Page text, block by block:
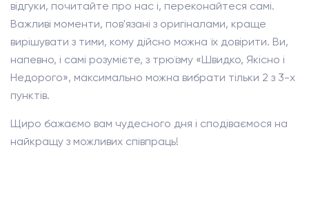
відгуки, почитайте про нас і, переконайтеся самі.
Важливі моменти, пов'язані з оригіналами, краще
вирішувати з тими, кому дійсно можна їх довірити. Ви,
напевно, і самі розумієте, з трюїзму «Швидко, Якісно і
Недорого», максимально можна вибрати тільки 2 з 3-х
пунктів.
Щиро бажаємо вам чудесного дня і сподіваємося на
найкращу з можливих співпраць!